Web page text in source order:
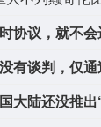
协议，就不会
谈判，仅通
大陆还没推